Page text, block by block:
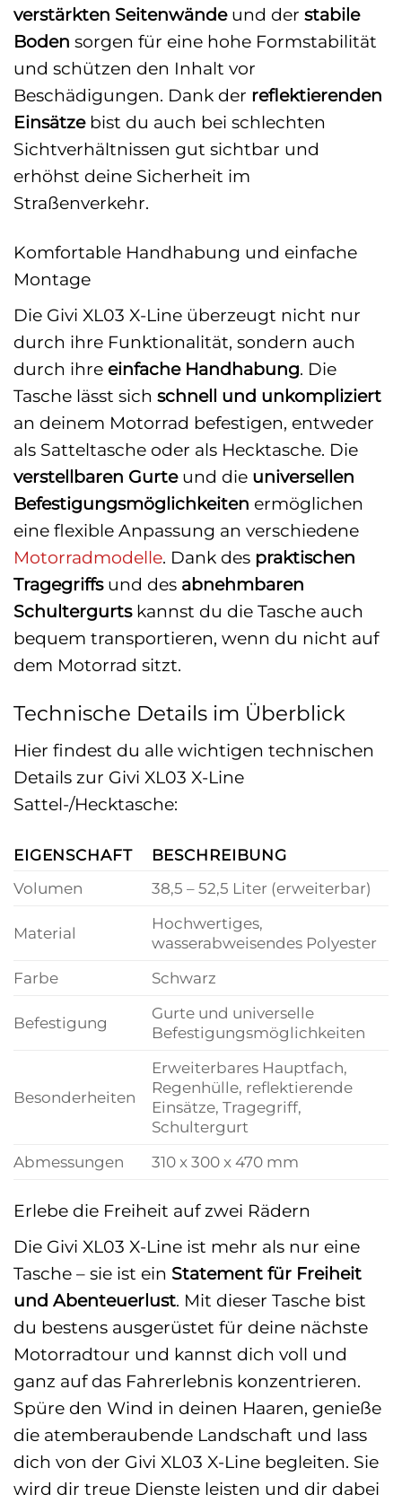
verstärkten Seitenwändeund der stabile
Boden sorgen für eine hohe Formstabilität
und schützen den Inhalt vor
Beschädigungen. Dank der reflektierenden
Einsätzebist du auch bei schlechten
Sichtverhältnissen gut sichtbar und
erhöhst deine Sicherheit im
Straßenverkehr.
Komfortable Handhabung und einfache
Montage
Die Givi XL03 X-Line überzeugt nicht nur
durch ihre Funktionalität, sondern auch
durch ihre einfache Handhabung. Die
Tasche lässt sich schnell und unkompliziert
an deinem Motorrad befestigen, entweder
als Satteltasche oder als Hecktasche. Die
verstellbaren Gurteund die universellen
Befestigungsmöglichkeiten ermöglichen
eine flexible Anpassung an verschiedene
Motorradmodelle. Dank des praktischen
Tragegriffsund des abnehmbaren
Schultergurtskannst du die Tasche auch
bequem transportieren, wenn du nicht auf
dem Motorrad sitzt.
Technische Details im Überblick
Hier findest du alle wichtigen technischen
Details zur Givi XL03 X-Line
Sattel-/Hecktasche:
EIGENSCHAFT
BESCHREIBUNG
Volumen
38,5 – 52,5 Liter (erweiterbar)
Material
Hochwertiges,
wasserabweisendes Polyester
Farbe
Schwarz
Befestigung
Gurte und universelle
Befestigungsmöglichkeiten
Besonderheiten
Erweiterbares Hauptfach,
Regenhülle, reflektierende
Einsätze, Tragegriff,
Schultergurt
Abmessungen
310 x 300 x 470 mm
Erlebe die Freiheit auf zwei Rädern
Die Givi XL03 X-Line ist mehr als nur eine
Tasche – sie ist ein Statement für Freiheit
und Abenteuerlust. Mit dieser Tasche bist
du bestens ausgerüstet für deine nächste
Motorradtour und kannst dich voll und
ganz auf das Fahrerlebnis konzentrieren.
Spüre den Wind in deinen Haaren, genieße
die atemberaubende Landschaft und lass
dich von der Givi XL03 X-Line begleiten. Sie
wird dir treue Dienste leisten und dir dabei